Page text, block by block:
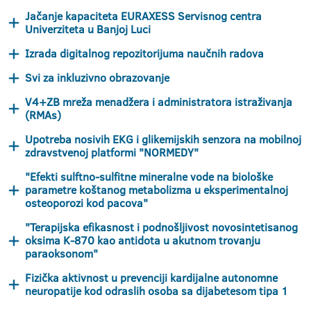
Jačanje kapaciteta EURAXESS Servisnog centra
Univerziteta u Banjoj Luci
Izrada digitalnog repozitorijuma naučnih radova
Svi za inkluzivno obrazovanje
V4+ZB mreža menadžera i administratora istraživanja
(RMAs)
Upotreba nosivih EKG i glikemijskih senzora na mobilnoj
zdravstvenoj platformi "NORMEDY"
"Efekti sulftno-sulfitne mineralne vode na biološke
parametre koštanog metabolizma u eksperimentalnoj
osteoporozi kod pacova"
"Terapijska efikasnost i podnošljivost novosintetisanog
oksima K-870 kao antidota u akutnom trovanju
paraoksonom"
Fizička aktivnost u prevenciji kardijalne autonomne
neuropatije kod odraslih osoba sa dijabetesom tipa 1